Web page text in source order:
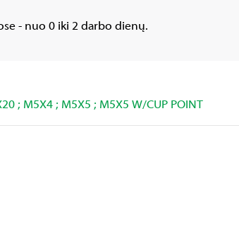
- nuo 0 iki 2 darbo dienų.
; M5X4 ; M5X5 ; M5X5 W/CUP POINT